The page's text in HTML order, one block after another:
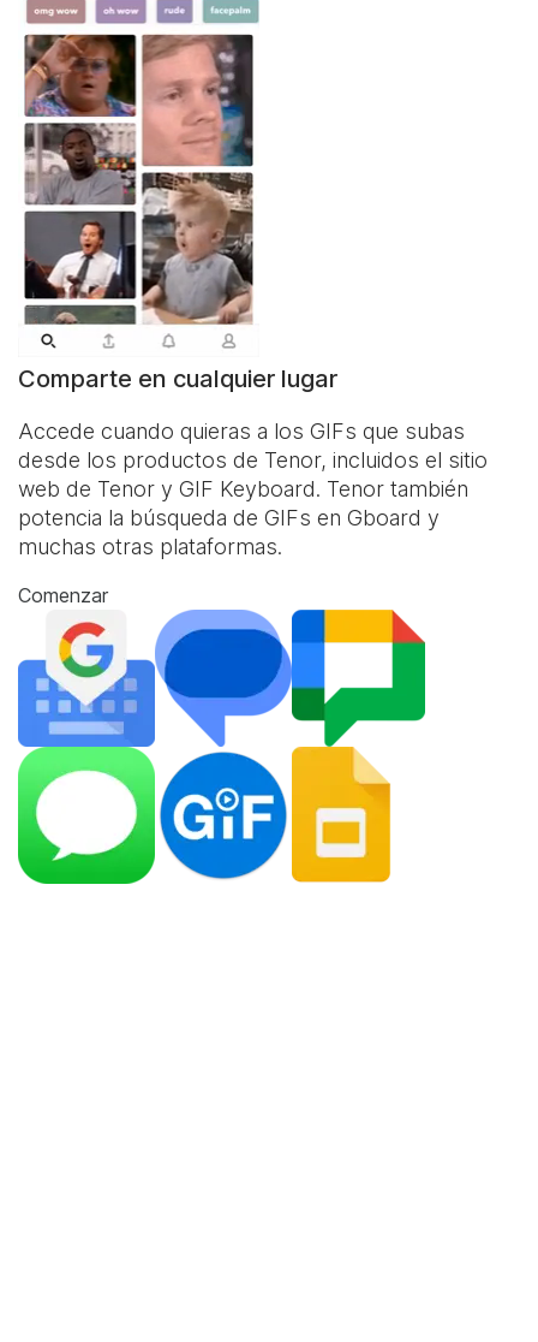
Comparte en cualquier lugar
Accede cuando quieras a los GIFs que subas
desde los productos de Tenor, incluidos el sitio
web de Tenor y GIF Keyboard. Tenor también
potencia la búsqueda de GIFs en Gboard y
muchas otras plataformas.
Comenzar